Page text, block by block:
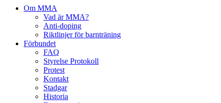
Om MMA
Vad är MMA?
Anti-doping
Riktlinjer för barnträning
Förbundet
FAQ
Styrelse Protokoll
Protest
Kontakt
Stadgar
Historia